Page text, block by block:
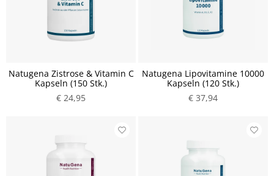
Natugena Zistrose & Vitamin C
Kapseln (150 Stk.)
€ 24,95
Natugena Lipovitamine 10000
Kapseln (120 Stk.)
€ 37,94